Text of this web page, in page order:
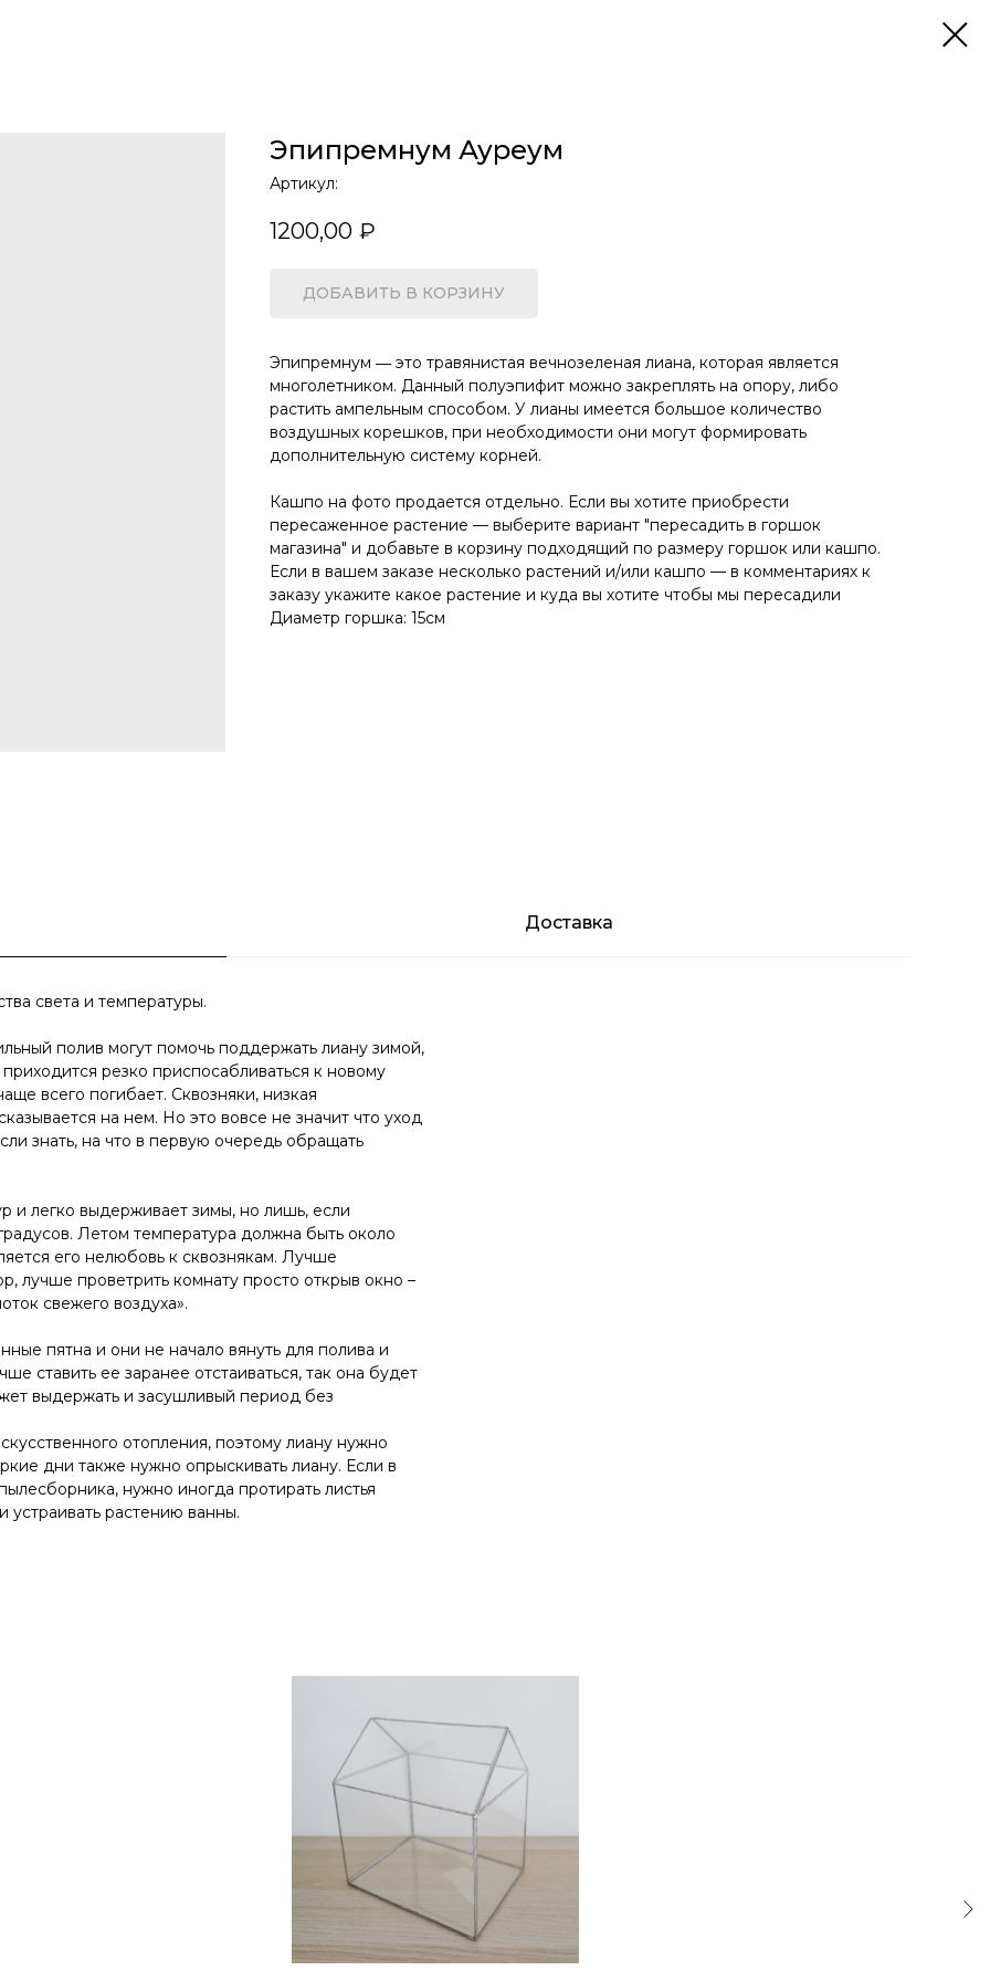
Эпипремнум Ауреум
Артикул:
1200,00 ₽
ДОБАВИТЬ В КОРЗИНУ
Эпипремнум ― это травянистая вечнозеленая лиана, которая является
многолетником. Данный полуэпифит можно закреплять на опору, либо
растить ампельным способом. У лианы имеется большое количество
воздушных корешков, при необходимости они могут формировать
дополнительную систему корней.
Кашпо на фото продается отдельно. Если вы хотите приобрести
пересаженное растение — выберите вариант "пересадить в горшок
магазина" и добавьте в корзину подходящий по размеру горшок или кашпо.
Если в вашем заказе несколько растений и/или кашпо — в комментариях к
заказу укажите какое растение и куда вы хотите чтобы мы пересадили
Диаметр горшка: 15см
Доставка
света и температуры.
полив могут помочь поддержать лиану зимой,
резко приспосабливаться к новому
всего погибает. Сквозняки, низкая
на нем. Но это вовсе не значит что уход
знать, на что в первую очередь обращать
и легко выдерживает зимы, но лишь, если
Летом температура должна быть около
его нелюбовь к сквознякам. Лучше
лучше проветрить комнату просто открыв окно –
свежего воздуха».
пятна и они не начало вянуть для полива и
ставить ее заранее отстаиваться, так она будет
выдержать и засушливый период без
отопления, поэтому лиану нужно
дни также нужно опрыскивать лиану. Если в
нужно иногда протирать листья
растению ванны.